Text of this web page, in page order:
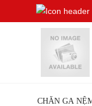
CHĂN GA